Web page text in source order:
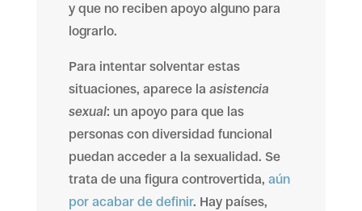
y que no reciben apoyo alguno para
lograrlo.
Para intentar solventar estas
situaciones, aparece la asistencia
sexual: un apoyo para que las
personas con diversidad funcional
puedan acceder a la sexualidad. Se
trata de una figura controvertida, aún
por acabar de definir. Hay países,